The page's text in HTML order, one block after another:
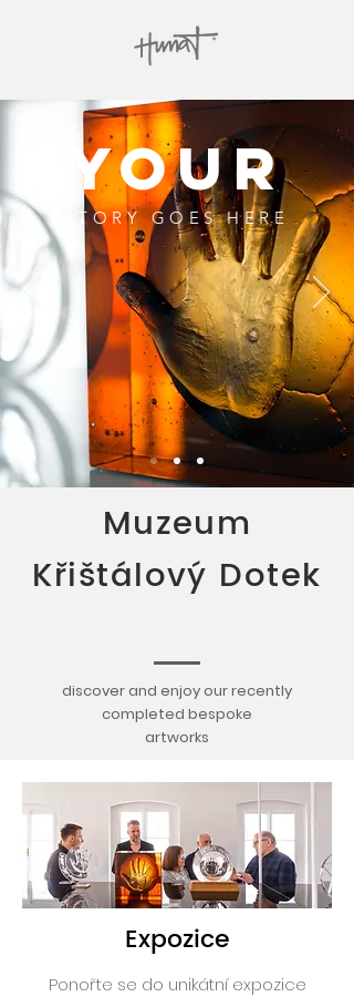
YOUR
STORY GOES HERE
Muzeum
Křištálový Dotek
discover and enjoy our recently
completed bespoke
artworks
Expozice
Ponořte se do unikátní expozice